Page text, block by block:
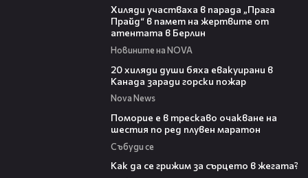
Хиляди участваха в парада „Прага
Прайд“ в памет на жертвите от
атентата в Берлин
Новините на NOVA
20 хиляди души бяха евакуирани в
Канада заради горски пожар
Nova News
Поморие е в трескаво очакване на
шестия по ред плувен маратон
Събуди се
Как да се грижим за сърцето в жегата?